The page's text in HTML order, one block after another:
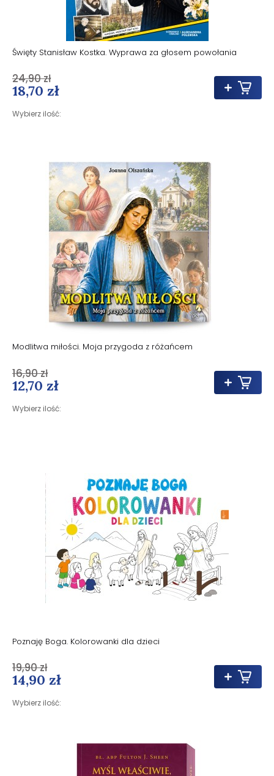
Święty Stanisław Kostka. Wyprawa za głosem powołania
18,70 zł
Wybierz ilość:
24,90 zł
Modlitwa miłości. Moja przygoda z różańcem
12,70 zł
Wybierz ilość:
16,90 zł
Poznaję Boga. Kolorowanki dla dzieci
14,90 zł
Wybierz ilość:
19,90 zł